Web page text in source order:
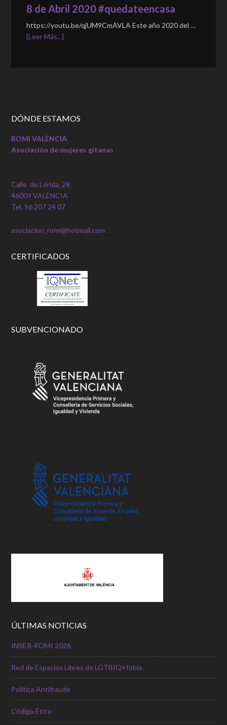
8 de Abril 2020 #quedateencasa
https://youtu.be/qjUM9CmAVLA Este año 2020 del …
[Leer Más...]
DÓNDE ESTAMOS
ROMI VALÈNCIA
Asociación de mujeres gitanas
Calle de Lérida, 28
46009 VALÈNCIA
Tel. 96 207 24 07
asociacion_romi@hotmail.com
CERTIFICADOS
SUBVENCIONADO
ÚLTIMAS NOTICIAS
INSER-ROMI 2026
Red de Espacios Libres de LGTBIQ+fobia.
Política Antifraude
Código Ético